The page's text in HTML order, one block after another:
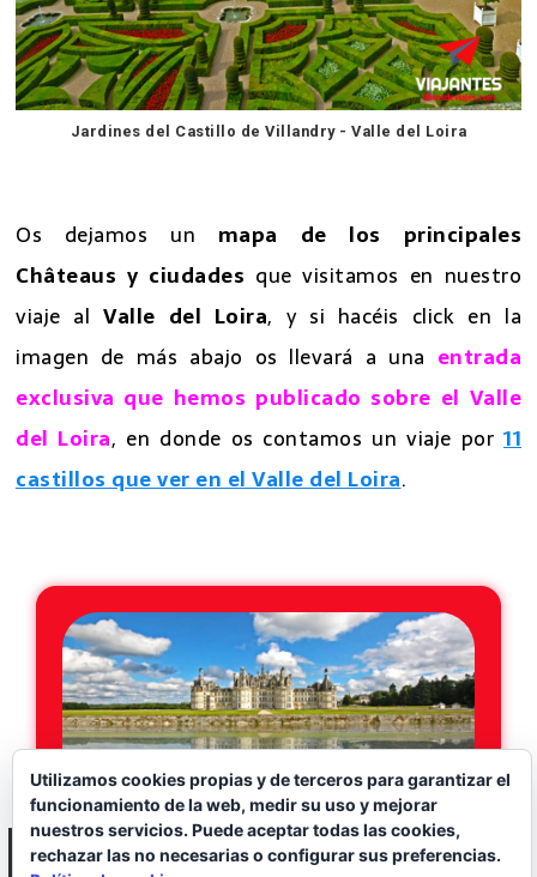
Jardines del Castillo de Villandry - Valle del Loira
Os dejamos un mapa de los principales
Châteaus y ciudades que visitamos en nuestro
viaje alValle del Loira, y si hacéis click en la
imagen de más abajo os llevará a una entrada
exclusiva que hemos publicado sobre el Valle
del Loira, en donde os contamos un viaje por11
castillos que ver en el Valle del Loira.
Utilizamos cookies propias y de terceros para garantizar el
funcionamiento de la web, medir su uso y mejorar
nuestros servicios. Puede aceptar todas las cookies,
rechazar las no necesarias o configurar sus preferencias.